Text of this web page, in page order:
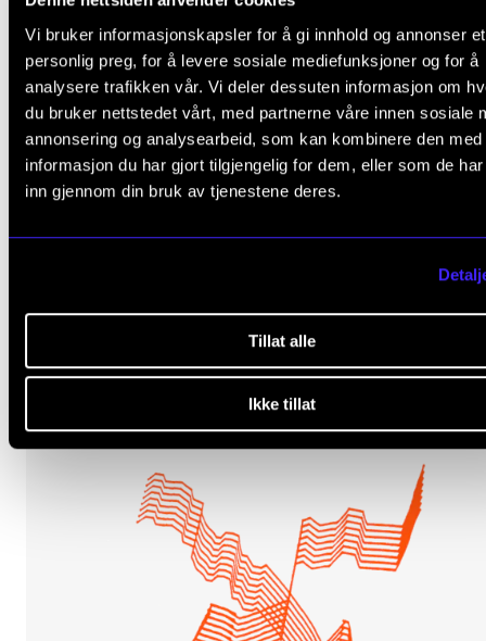
Vi bruker informasjonskapsler for å gi innhold og annonser et
personlig preg, for å levere sosiale mediefunksjoner og for å
analysere trafikken vår. Vi deler dessuten informasjon om
du bruker nettstedet vårt, med partnerne våre innen sosiale
annonsering og analysearbeid, som kan kombinere den med
informasjon du har gjort tilgjengelig for dem, eller som de
inn gjennom din bruk av tjenestene deres.
Tillat alle
Ikke tillat
Fredag 20. mars 19:00